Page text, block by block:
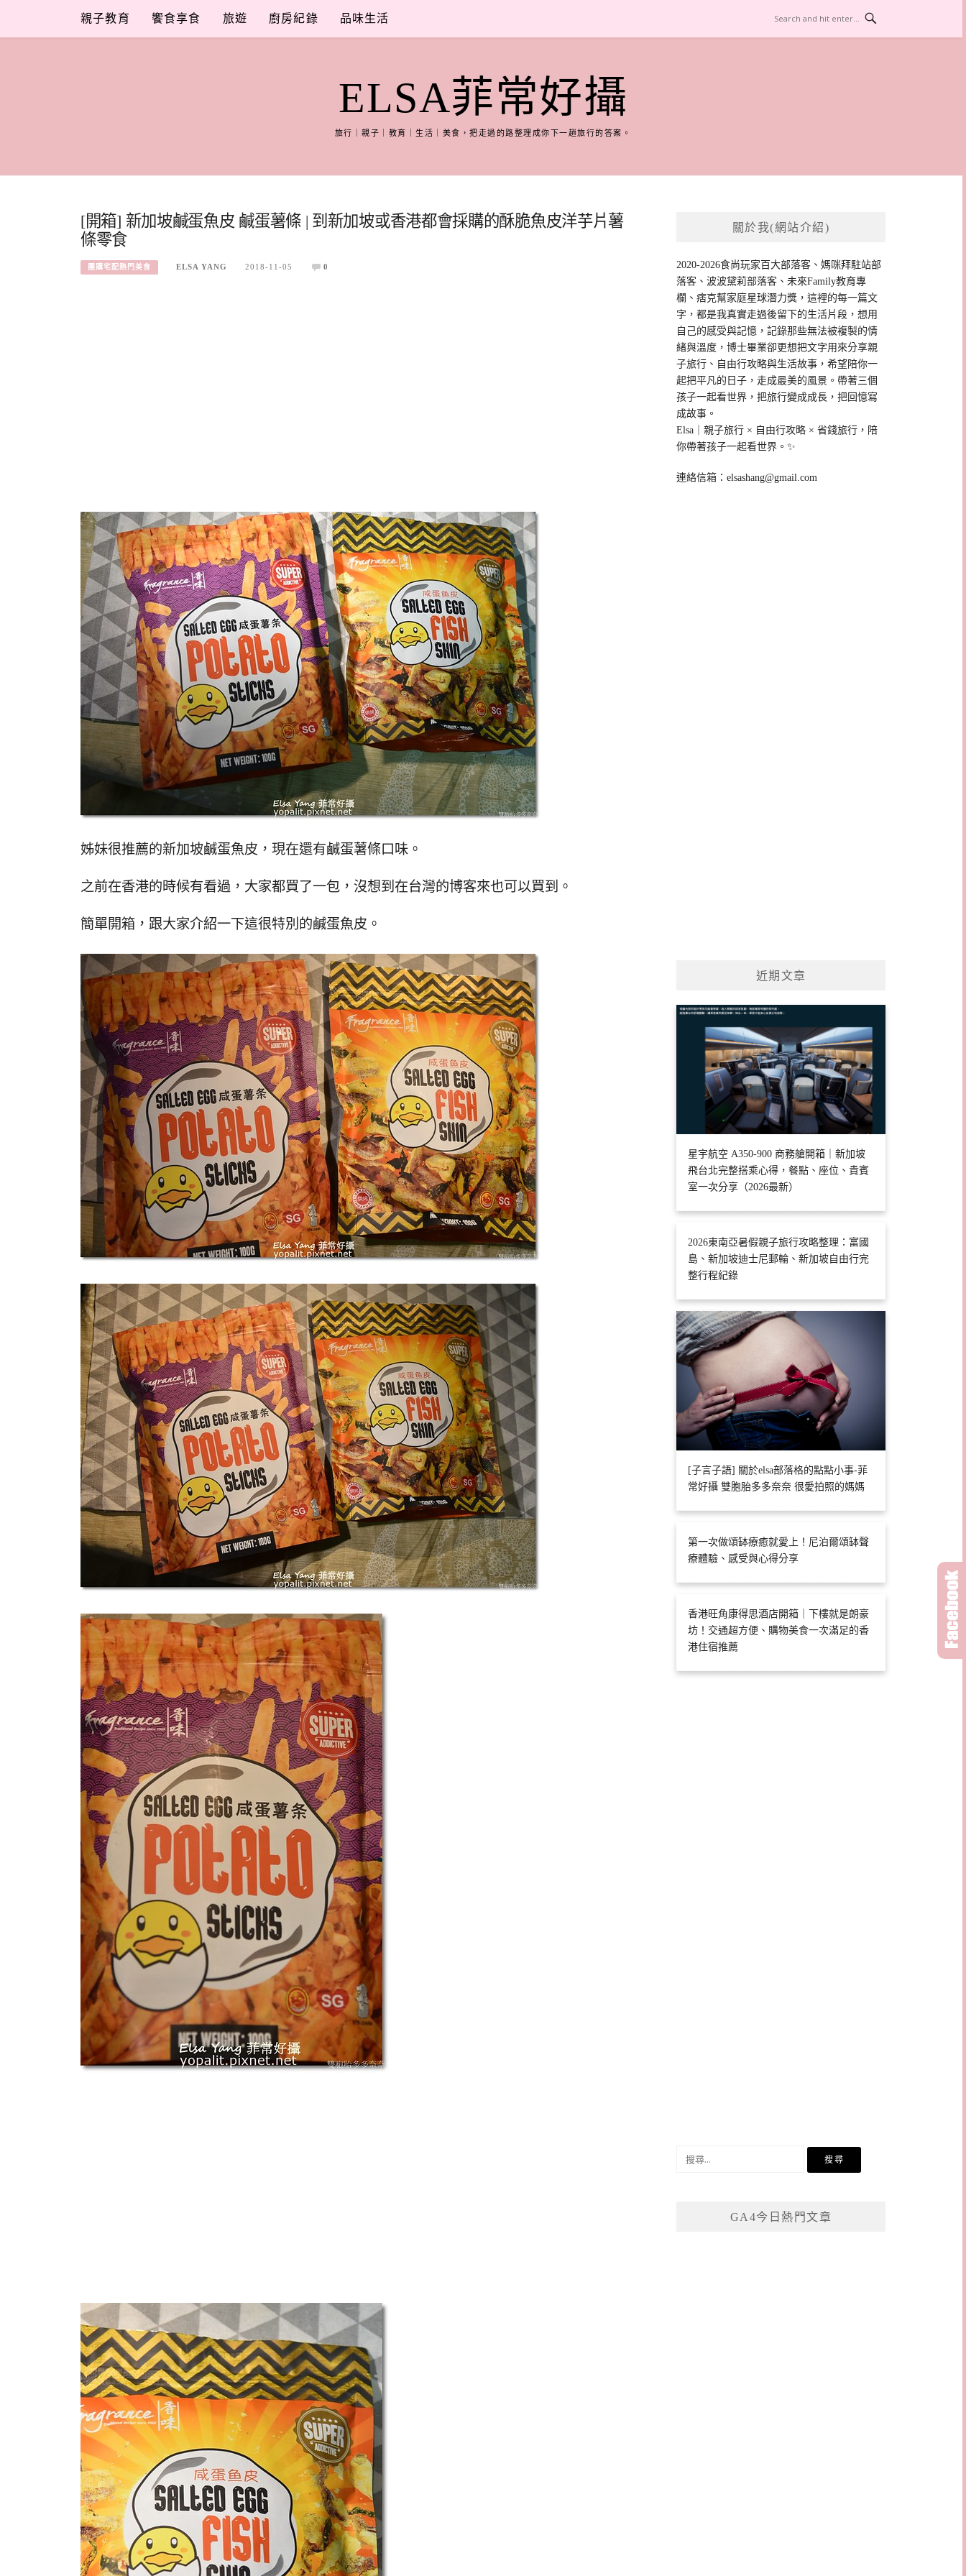
content
親子教育 饗食享食 旅遊 廚房紀錄 品味生活
ELSA菲常好攝
旅行｜親子｜教育｜生活｜美食，把走過的路整理成你下一趟旅行的答案。
[開箱] 新加坡鹹蛋魚皮 鹹蛋薯條 | 到新加坡或香港都會採購的酥脆魚皮洋芋片薯
條零食
團購宅配熱門美食 ELSA YANG 2018-11-05 0
姊妹很推薦的新加坡鹹蛋魚皮，現在還有鹹蛋薯條口味。
之前在香港的時候有看過，大家都買了一包，沒想到在台灣的博客來也可以買到。
簡單開箱，跟大家介紹一下這很特別的鹹蛋魚皮。
關於我(網站介紹)
2020-2026食尚玩家百大部落客、媽咪拜駐站部
落客、波波黛莉部落客、未來Family教育專
欄、痞克幫家庭星球潛力獎，這裡的每一篇文
字，都是我真實走過後留下的生活片段，想用
自己的感受與記憶，記錄那些無法被複製的情
緒與溫度，博士畢業卻更想把文字用來分享親
子旅行、自由行攻略與生活故事，希望陪你一
起把平凡的日子，走成最美的風景。帶著三個
孩子一起看世界，把旅行變成成長，把回憶寫
成故事。
Elsa｜親子旅行 × 自由行攻略 × 省錢旅行，陪
你帶著孩子一起看世界。✨
連絡信箱：elsashang@gmail.com
近期文章
星宇航空 A350-900 商務艙開箱｜新加坡
飛台北完整搭乘心得，餐點、座位、貴賓
室一次分享（2026最新）
2026東南亞暑假親子旅行攻略整理：富國
島、新加坡迪士尼郵輪、新加坡自由行完
整行程紀錄
[子言子語] 關於elsa部落格的點點小事-菲
常好攝 雙胞胎多多奈奈 很愛拍照的媽媽
第一次做頌缽療癒就愛上！尼泊爾頌缽聲
療體驗、感受與心得分享
香港旺角康得思酒店開箱｜下樓就是朗豪
坊！交通超方便、購物美食一次滿足的香
港住宿推薦
GA4今日熱門文章